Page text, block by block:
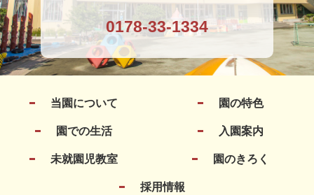
0178-33-1334
当園について 園の特色
園での生活 入園案内
未就園児教室 園のきろく
採用情報